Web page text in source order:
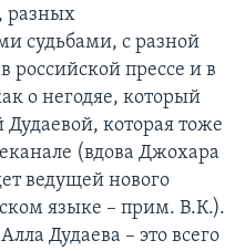
разных
судьбами, с разной
российской прессе и в
о негодяе, который
которая тоже
(вдова Джохара
ведущей нового
языке – прим. В.К.).
Дудаева – это всего